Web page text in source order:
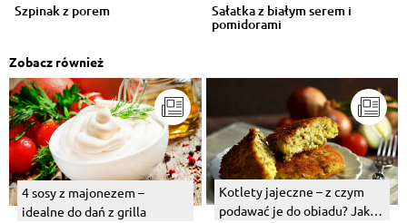
Szpinak z porem Sałatka z białym serem i
pomidorami
Zobacz również
4 sosy z majonezem –
idealne do dań z grilla
Kotlety jajeczne – z czym
podawać je do obiadu? Jaka